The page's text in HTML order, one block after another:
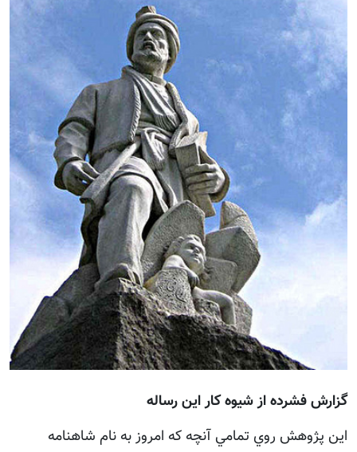
گزارش فشرده از شيوه كار اين رساله
اين پژوهش روي تمامي آنچه كه امروز به نام شاهنامه